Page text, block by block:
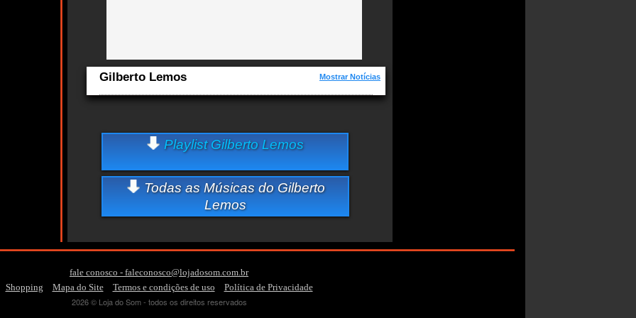
Gilberto Lemos Mostrar Notícias
Quem ouve Gilberto Lemos tambem ouve:
Essa semana a música mais ouvida é a rua que você morava - Gilberto
Playlist Gilberto Lemos
Todas as Músicas do Gilberto
Lemos
fale conosco - faleconosco@lojadosom.com.br
Shopping
Mapa do Site- Termos e condições de uso Política de Privacidade
2026 © Loja do Som - todos os direitos reservados